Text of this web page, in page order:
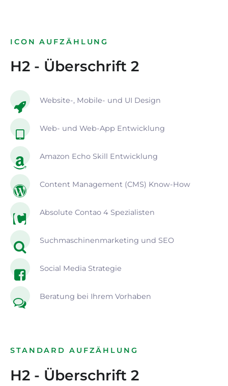
ICON AUFZÄHLUNG
H2 - Überschrift 2
Website-, Mobile- und UI Design
Web- und Web-App Entwicklung
Amazon Echo Skill Entwicklung
Content Management (CMS) Know-How
Absolute Contao 4 Spezialisten
Suchmaschinenmarketing und SEO
Social Media Strategie
Beratung bei Ihrem Vorhaben
STANDARD AUFZÄHLUNG
H2 - Überschrift 2